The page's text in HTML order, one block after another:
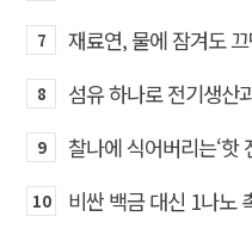
7 재료연, 물에 잠겨도
8 섬유 하나로 전기생산
9
10 비싼 백금 대신 1나노